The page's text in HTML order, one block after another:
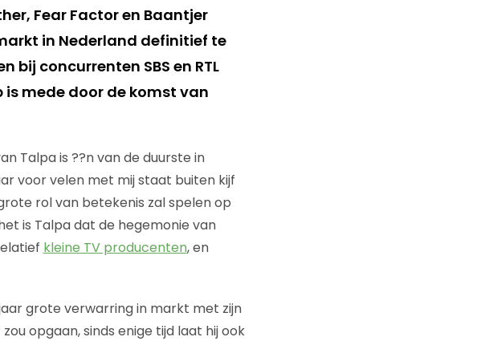
Fear Factor en Baantjer
in Nederland definitief te
concurrenten SBS en RTL
mede door de komst van
Talpa is ??n van de duurste in
voor velen met mij staat buiten kijf
rol van betekenis zal spelen op
is Talpa dat de hegemonie van
kleine TV producenten, en
grote verwarring in markt met zijn
opgaan, sinds enige tijd laat hij ook